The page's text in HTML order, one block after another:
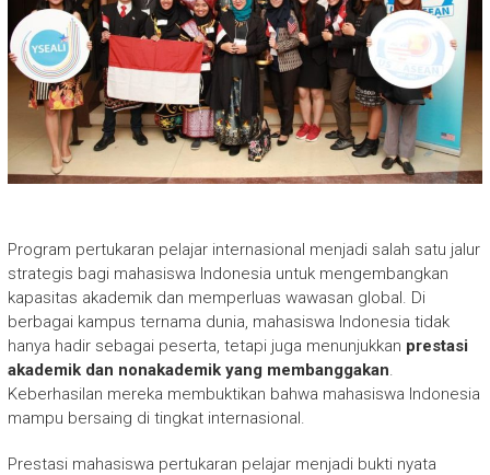
Program pertukaran pelajar internasional menjadi salah satu jalur
strategis bagi mahasiswa Indonesia untuk mengembangkan
kapasitas akademik dan memperluas wawasan global. Di
berbagai kampus ternama dunia, mahasiswa Indonesia tidak
hanya hadir sebagai peserta, tetapi juga menunjukkan prestasi
akademik dan nonakademik yang membanggakan.
Keberhasilan mereka membuktikan bahwa mahasiswa Indonesia
mampu bersaing di tingkat internasional.
Prestasi mahasiswa pertukaran pelajar menjadi bukti nyata